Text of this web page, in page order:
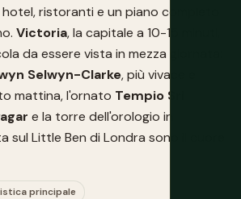
ristoranti e un piano completo
Victoria, la capitale a 10-15 minuti,
da essere vista in mezza giornata:
Selwyn-Clarke, più vivace e
mattina, l'ornato Tempio Sri
e la torre dell'orologio in
sul Little Ben di Londra sono il cuore
principale